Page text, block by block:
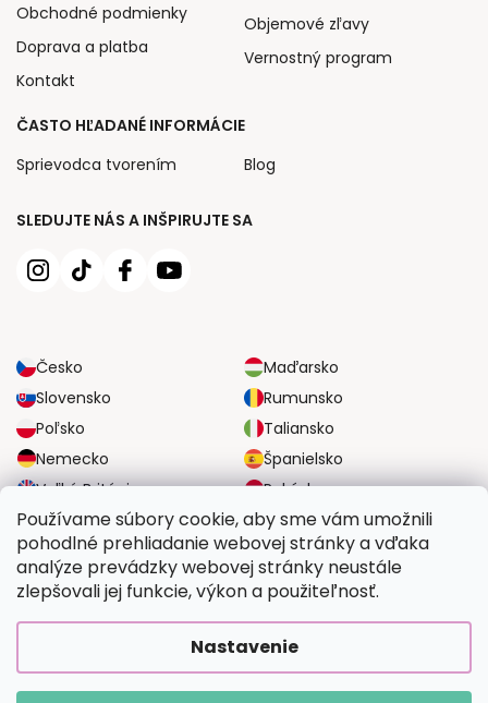
Používame súbory cookie, aby sme vám umožnili
pohodlné prehliadanie webovej stránky a vďaka
analýze prevádzky webovej stránky neustále
zlepšovali jej funkcie, výkon a použiteľnosť.
Nastavenie
SLEDUJTE NÁS A INŠPIRUJTE SA
Česko
Maďarsko
Slovensko
Rumunsko
Poľsko
Taliansko
Nemecko
Španielsko
Veľká Británia
Rakúsko
Obchodné podmienky
Doprava a platba
Kontakt
Objemové zľavy
Vernostný program
ČASTO HĽADANÉ INFORMÁCIE
Sprievodca tvorením
Blog
SPOĽAHLIVÉ MOŽNOSTI DOPRAVY
BEZPEČNÉ MOŽNOSTI PLATBY